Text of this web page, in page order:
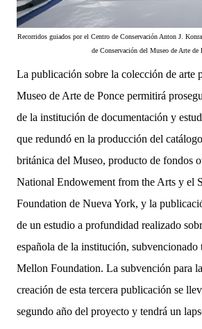
Recorridos guiados por el Centro de Conservación Anton J.
de Conservación del Museo de Arte de
La publicación sobre la colección de arte
Museo de Arte de Ponce permitirá
de la institución de documentación y
que redundó en la producción del
británica del Museo, producto de fondos
National Endowement from the Arts y el
Foundation de Nueva York, y la
de un estudio a profundidad realizado
española de la institución, subvencionado
Mellon Foundation. La subvención para
creación de esta tercera publicación se
segundo año del proyecto y tendrá un